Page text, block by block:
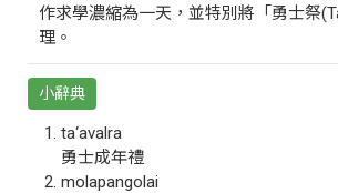
作求學濃縮為一天，並特別將「勇士祭
理。
小辭典
ta‘avalra
勇士成年禮
molapangolai